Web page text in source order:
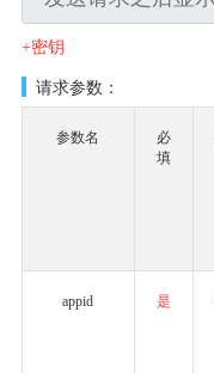
+密钥
请求参数：
参数名
必
填
appid 是